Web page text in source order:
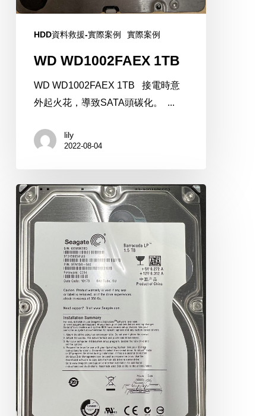
HDD資料救援-實際案例 實際案例
WD WD1002FAEX 1TB
WD WD1002FAEX 1TB 接電時意
外起火花，導致SATA頭碳化。 ...
lily
2022-08-04
SEAGATE
ST31500541AS
1.5TB